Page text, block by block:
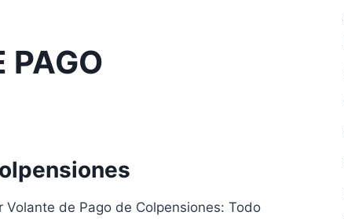
PAGO
de Pago de Colpensiones: Todo